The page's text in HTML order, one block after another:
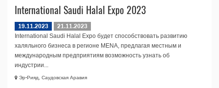
International Saudi Halal Expo 2023
19.11.2023
21.11.2023
International Saudi Halal Expo будет способствовать развитию
халяльного бизнеса в регионе MENA, предлагая местным и
международным предприятиям возможность узнать об
индустрии...
Эр-Рияд, Саудовская Аравия